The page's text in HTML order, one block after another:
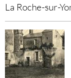
La Roche-sur-